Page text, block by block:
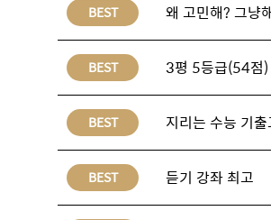
BEST 왜 고민해? 그냥
BEST 3평 5등급(54점
BEST 지리는 수능 기
BEST 듣기 강좌 최고